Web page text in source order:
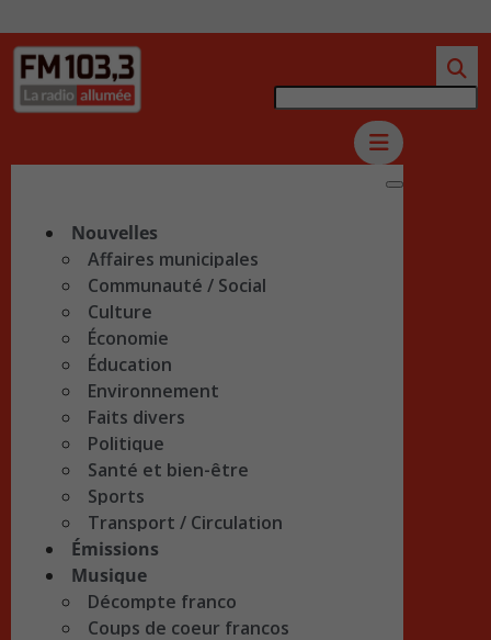
Nouvelles
Affaires municipales
Communauté / Social
Culture
Économie
Éducation
Environnement
Faits divers
Politique
Santé et bien-être
Sports
Transport / Circulation
Émissions
Musique
Décompte franco
Coups de coeur francos